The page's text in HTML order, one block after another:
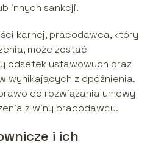
innych sankcji.
karnej, pracodawca, który
może zostać
odsetek ustawowych oraz
wynikających z opóźnienia.
do rozwiązania umowy
z winy pracodawcy.
i ich